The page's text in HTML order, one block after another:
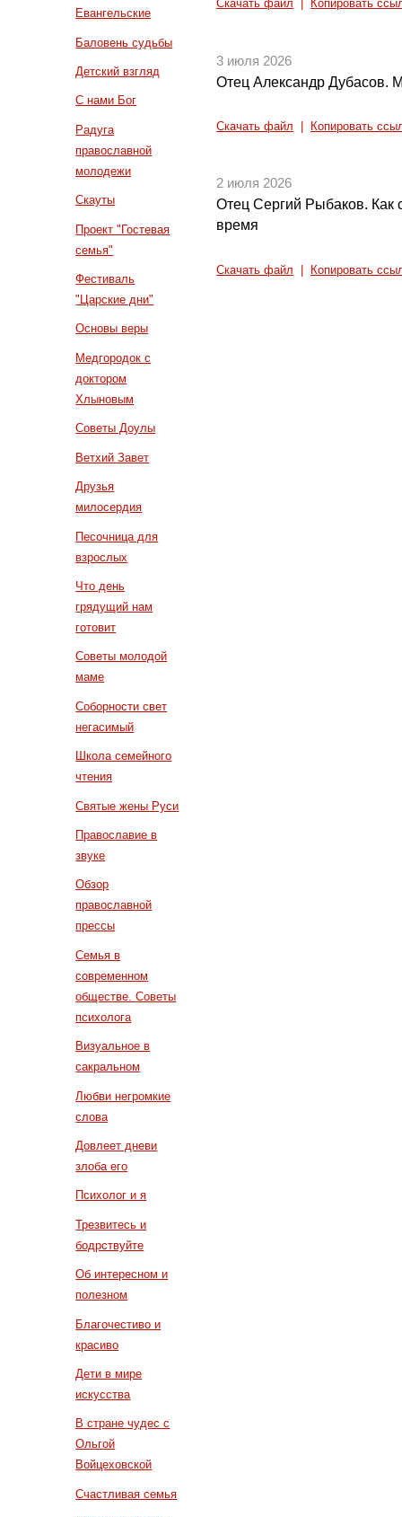
Евангельские
Баловень судьбы
Детский взгляд
С нами Бог
Радуга
православной
молодежи
Скауты
Проект "Гостевая
семья"
Фестиваль
"Царские дни"
Основы веры
Медгородок с
доктором
Хлыновым
Советы Доулы
Ветхий Завет
Друзья
милосердия
Песочница для
взрослых
Что день
грядущий нам
готовит
Советы молодой
маме
Соборности свет
негасимый
Школа семейного
чтения
Святые жены Руси
Православие в
звуке
Обзор
православной
прессы
Семья в
современном
обществе. Советы
психолога
Визуальное в
сакральном
Любви негромкие
слова
Довлеет дневи
злоба его
Психолог и я
Трезвитесь и
бодрствуйте
Об интересном и
полезном
Благочестиво и
красиво
Дети в мире
искусства
В стране чудес с
Ольгой
Войцеховской
Счастливая семья
Скачать файл Копировать
3 июля 2026
Отец Александр Дубасов.
Скачать файл Копировать
2 июля 2026
Отец Сергий Рыбаков. Как
время
Скачать файл Копировать